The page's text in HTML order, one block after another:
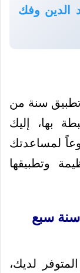
الدين وفك
تطبيق سنة من
بها، إليك
لمساعدتك
وتطبيقها
سنة سبع
لديك،